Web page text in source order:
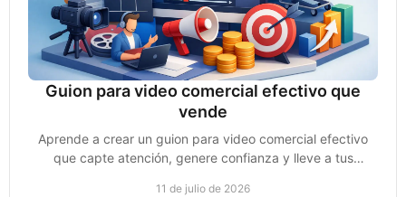
Guion para video comercial efectivo que
vende
Aprende a crear un guion para video comercial efectivo
que capte atención, genere confianza y lleve a tus
11 de julio de 2026